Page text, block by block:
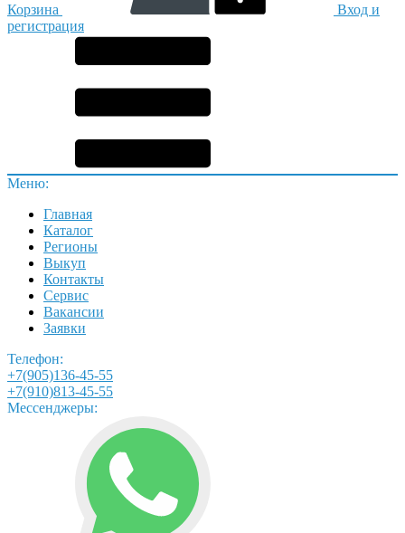
Корзина
Вход и
регистрация
Меню:
Главная
Каталог
Регионы
Выкуп
Контакты
Сервис
Вакансии
Заявки
Телефон:
+7(905)136-45-55
+7(910)813-45-55
Мессенджеры: